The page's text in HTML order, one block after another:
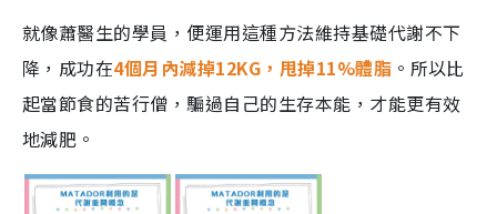
就像蕭醫生的學員，便運用這種方法維持基礎代謝不下
降，成功在4個月內減掉12KG，甩掉11%體脂 。所以比
起當節食的苦行僧，騙過自己的生存本能，才能更有效
地減肥。